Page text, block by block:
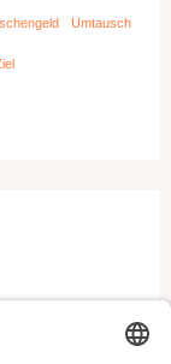
Umtausch